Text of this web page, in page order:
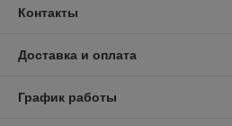
Контакты
Доставка и оплата
График работы